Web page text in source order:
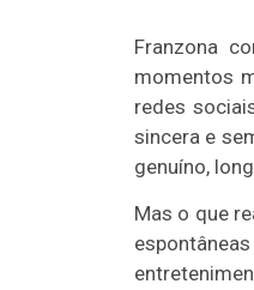
Franzona
momentos
redes
sincera e
genuíno,
Mas o que